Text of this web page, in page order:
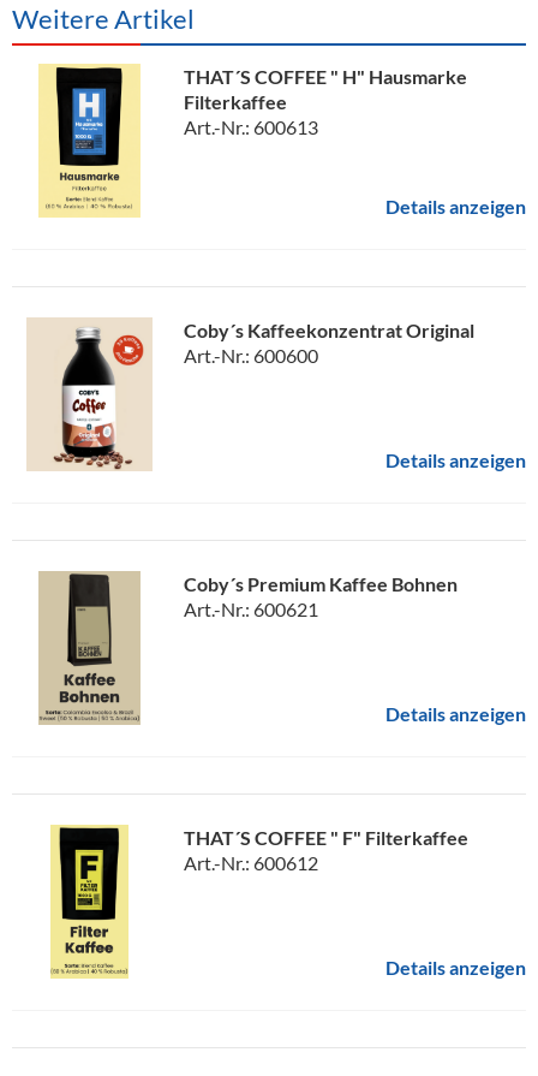
Weitere Artikel
THAT´S COFFEE " H" Hausmarke
Filterkaffee
Art.-Nr.: 600613
Details anzeigen
Coby´s Kaffeekonzentrat Original
Art.-Nr.: 600600
Details anzeigen
Coby´s Premium Kaffee Bohnen
Art.-Nr.: 600621
Details anzeigen
THAT´S COFFEE " F" Filterkaffee
Art.-Nr.: 600612
Details anzeigen